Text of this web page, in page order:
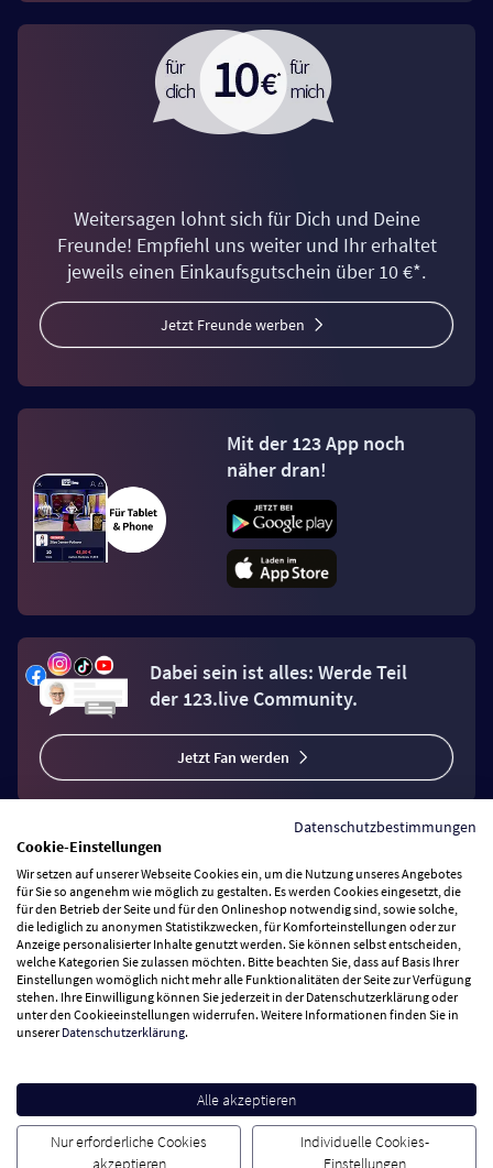
Weitersagen lohnt sich für Dich und Deine
Freunde! Empfiehl uns weiter und Ihr erhaltet
jeweils einen Einkaufsgutschein über 10 €*.
Jetzt Freunde werben
Mit der 123 App noch
näher dran!
Dabei sein ist alles: Werde Teil
der 123.live Community.
Jetzt Fan werden
Vertrag widerrufen
Zahlungsarten
Wir versenden mit
Besuchen Sie uns
Datenschutzbestimmungen
Cookie-Einstellungen
Wir setzen auf unserer Webseite Cookies ein, um die Nutzung unseres Angebotes
für Sie so angenehm wie möglich zu gestalten. Es werden Cookies eingesetzt, die
für den Betrieb der Seite und für den Onlineshop notwendig sind, sowie solche,
die lediglich zu anonymen Statistikzwecken, für Komforteinstellungen oder zur
Anzeige personalisierter Inhalte genutzt werden. Sie können selbst entscheiden,
welche Kategorien Sie zulassen möchten. Bitte beachten Sie, dass auf Basis Ihrer
Einstellungen womöglich nicht mehr alle Funktionalitäten der Seite zur Verfügung
stehen. Ihre Einwilligung können Sie jederzeit in der Datenschutzerklärung oder
unter den Cookieeinstellungen widerrufen. Weitere Informationen finden Sie in
unsererDatenschutzerklärung.
Alle akzeptieren
Nur erforderliche Cookies
akzeptieren
Individuelle Cookies-
Einstellungen